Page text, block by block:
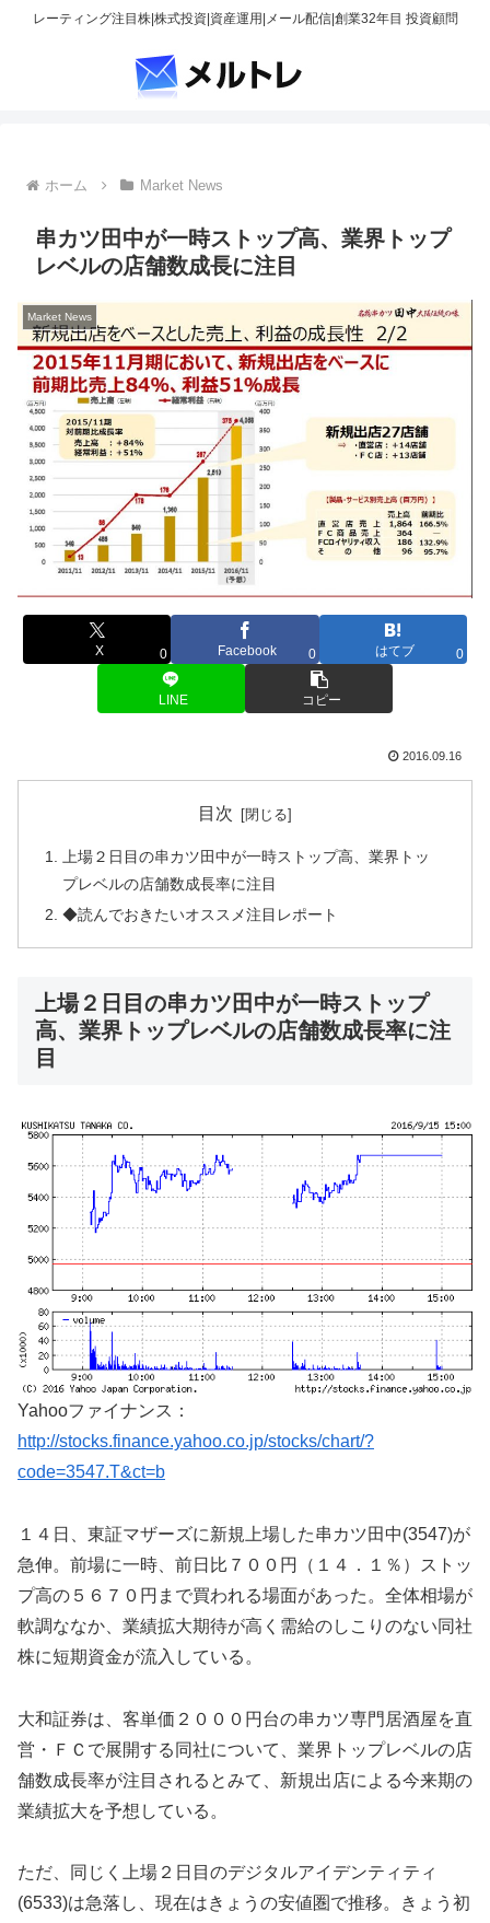
レーティング注目株|株式投資|資産運用|メール配信|創業32年目 投資顧問
ホーム Market News
串カツ田中が一時ストップ高、業界トップ
レベルの店舗数成長に注目
Market News
X 0 Facebook 0 はてブ 0
LINE コピー
2016.09.16
目次
上場２日目の串カツ田中が一時ストップ高、業界トッ
プレベルの店舗数成長率に注目
◆読んでおきたいオススメ注目レポート
上場２日目の串カツ田中が一時ストップ
高、業界トップレベルの店舗数成長率に注
目
Yahooファイナンス：
http://stocks.finance.yahoo.co.jp/stocks/chart/?
code=3547.T&ct=b
１４日、東証マザーズに新規上場した串カツ田中(3547)が
急伸。前場に一時、前日比７００円（１４．１％）ストッ
プ高の５６７０円まで買われる場面があった。全体相場が
軟調ななか、業績拡大期待が高く需給のしこりのない同社
株に短期資金が流入している。
大和証券は、客単価２０００円台の串カツ専門居酒屋を直
営・ＦＣで展開する同社について、業界トップレベルの店
舗数成長率が注目されるとみて、新規出店による今来期の
業績拡大を予想している。
ただ、同じく上場２日目のデジタルアイデンティティ
(6533)は急落し、現在はきょうの安値圏で推移。きょう初